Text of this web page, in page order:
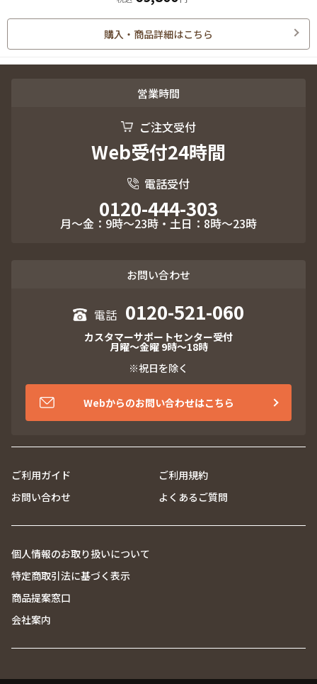
購入・商品詳細はこちら
営業時間
ご注文受付
Web受付24時間
電話受付
0120-444-303
月～金：9時～23時・土日：8時～23時
お問い合わせ
0120-521-060
カスタマーサポートセンター受付
月曜～金曜 9時～18時
※祝日を除く
Webからのお問い合わせはこちら
ご利用ガイド
ご利用規約
お問い合わせ
よくあるご質問
個人情報のお取り扱いについて
特定商取引法に基づく表示
商品提案窓口
会社案内